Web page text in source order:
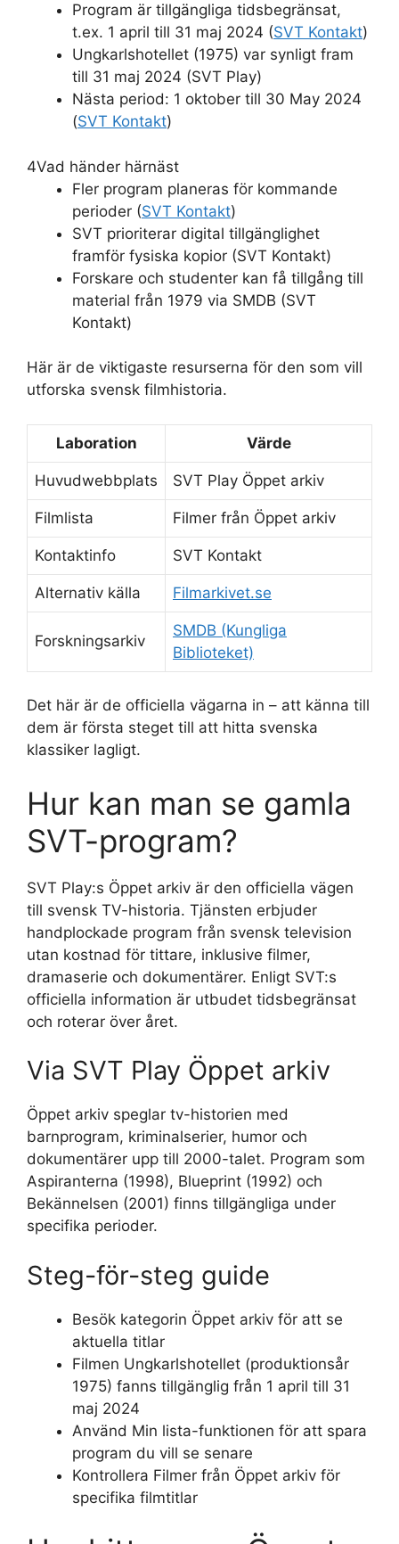
Program är tillgängliga tidsbegränsat,
t.ex. 1 april till 31 maj 2024 (SVT Kontakt)
Ungkarlshotellet (1975) var synligt fram
till 31 maj 2024 (SVT Play)
Nästa period: 1 oktober till 30 May 2024
(SVT Kontakt)
4Vad händer härnäst
Fler program planeras för kommande
perioder (SVT Kontakt)
SVT prioriterar digital tillgänglighet
framför fysiska kopior (SVT Kontakt)
Forskare och studenter kan få tillgång till
material från 1979 via SMDB (SVT
Kontakt)
Här är de viktigaste resurserna för den som vill
utforska svensk filmhistoria.
Laboration Värde
Huvudwebbplats SVT Play Öppet arkiv
Filmlista Filmer från Öppet arkiv
Kontaktinfo SVT Kontakt
Alternativ källa Filmarkivet.se
Forskningsarkiv
SMDB (Kungliga
Biblioteket)
Det här är de officiella vägarna in – att känna till
dem är första steget till att hitta svenska
klassiker lagligt.
Hur kan man se gamla
SVT-program?
SVT Play:s Öppet arkiv är den officiella vägen
till svensk TV-historia. Tjänsten erbjuder
handplockade program från svensk television
utan kostnad för tittare, inklusive filmer,
dramaserie och dokumentärer. Enligt SVT:s
officiella information är utbudet tidsbegränsat
och roterar över året.
Via SVT Play Öppet arkiv
Öppet arkiv speglar tv-historien med
barnprogram, kriminalserier, humor och
dokumentärer upp till 2000-talet. Program som
Aspiranterna (1998), Blueprint (1992) och
Bekännelsen (2001) finns tillgängliga under
specifika perioder.
Steg-för-steg guide
Besök kategorin Öppet arkiv för att se
aktuella titlar
Filmen Ungkarlshotellet (produktionsår
1975) fanns tillgänglig från 1 april till 31
maj 2024
Använd Min lista-funktionen för att spara
program du vill se senare
Kontrollera Filmer från Öppet arkiv för
specifika filmtitlar